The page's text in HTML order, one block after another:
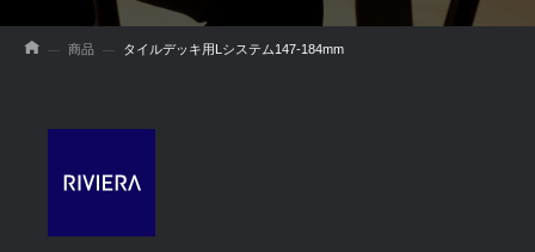
商品 タイルデッキ用Lシステム147-184mm